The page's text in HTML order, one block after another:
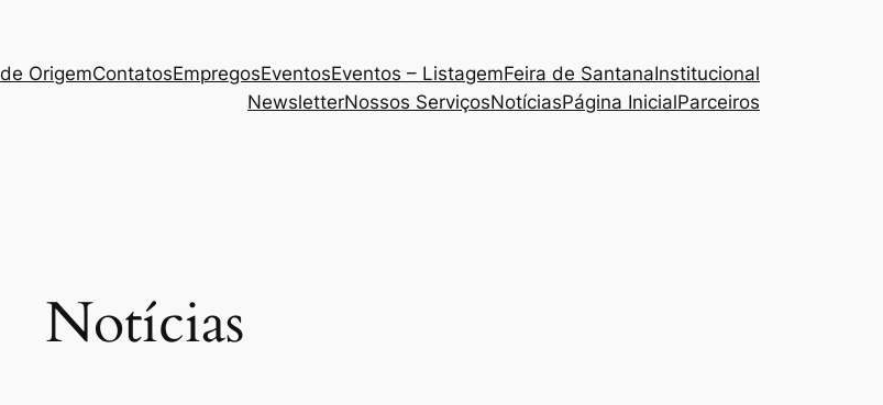
OrigemContatosEmpregosEventosEventos – ListagemFeira de SantanaInstitucional
NewsletterNossos ServiçosNotíciasPágina InicialParceiros
Notícias